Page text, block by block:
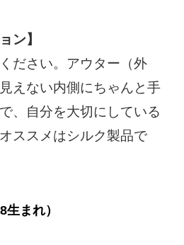
ン】
ださい。アウター（外
えない内側にちゃんと手
、自分を大切にしている
ススメはシルク製品で
まれ）